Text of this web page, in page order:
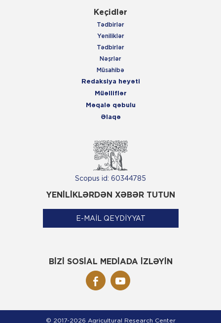
Keçidlər
Tədbirlər
Yeniliklər
Tədbirlər
Nəşrlər
Müsahibə
Redaksiya heyəti
Müəlliflər
Məqalə qəbulu
Əlaqə
Scopus id: 60344785
YENİLİKLƏRDƏN XƏBƏR TUTUN
E-MAİL QEYDİYYAT
BİZİ SOSİAL MEDİADA İZLƏYİN
© 2017-2026 Agricultural Research Center